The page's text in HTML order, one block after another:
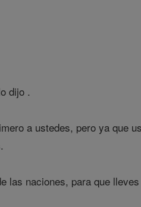
dijo .
a ustedes, pero ya que
las naciones, para que